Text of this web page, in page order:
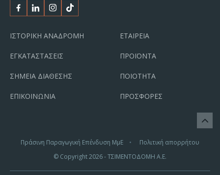
ΙΣΤΟΡΙΚΗ ΑΝΑΔΡΟΜΗ
ΕΓΚΑΤΑΣΤΑΣΕΙΣ
ΣΗΜΕΙΑ ΔΙΑΘΕΣΗΣ
ΕΠΙΚΟΙΝΩΝΙΑ
ΕΤΑΙΡΕΙΑ
ΠΡΟΪΟΝΤΑ
ΠΟΙΟΤΗΤΑ
ΠΡΟΣΦΟΡΕΣ
Facebook
LinkedinInstagram
Tiktok
© Copyright2026- ΤΣΙΜΕΝΤΟΔΟΜΗ Α.Ε.
Πράσινη Παραγωγική Επένδυση ΜμΕ Πολιτική απορρήτου